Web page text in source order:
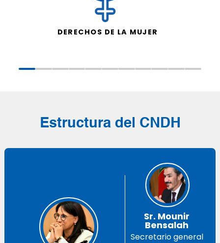
DERECHOS DE LA MUJER
Estructura del CNDH
Sr. Mounir
Bensalah
Secretario general